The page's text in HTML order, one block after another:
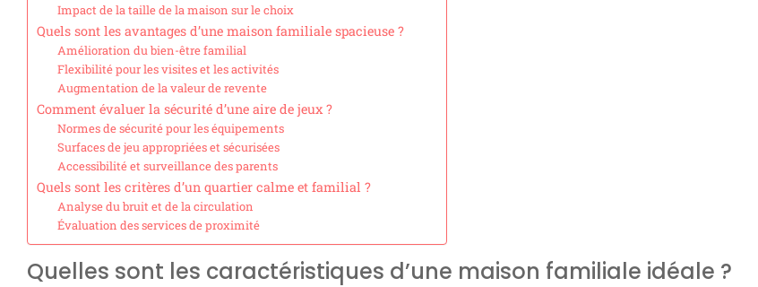
Impact de la taille de la maison sur le choix
Quels sont les avantages d’une maison familiale spacieuse ?
Amélioration du bien-être familial
Flexibilité pour les visites et les activités
Augmentation de la valeur de revente
Comment évaluer la sécurité d’une aire de jeux ?
Normes de sécurité pour les équipements
Surfaces de jeu appropriées et sécurisées
Accessibilité et surveillance des parents
Quels sont les critères d’un quartier calme et familial ?
Analyse du bruit et de la circulation
Évaluation des services de proximité
Quelles sont les caractéristiques d’une maison familiale idéale ?